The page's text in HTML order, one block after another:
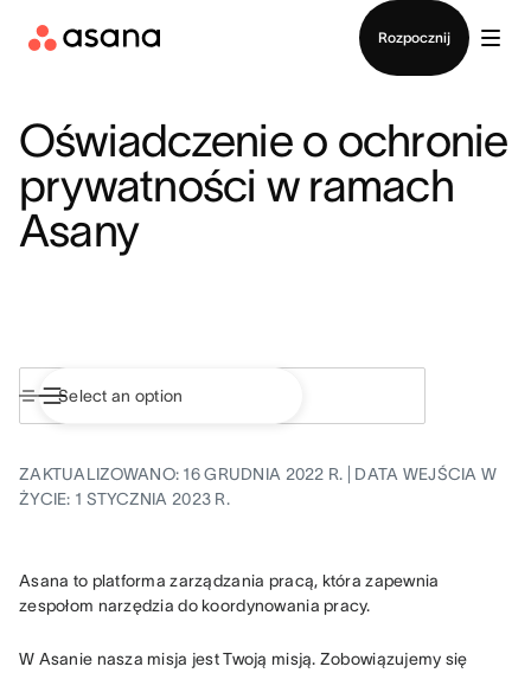
Rozpocznij
Oświadczenie o ochronie
prywatności w ramach
Asany
ZAKTUALIZOWANO: 16 GRUDNIA 2022 R. | DATA WEJŚCIA W
ŻYCIE: 1 STYCZNIA 2023 R.
Asana to platforma zarządzania pracą, która zapewnia
zespołom narzędzia do koordynowania pracy.
W Asanie nasza misja jest Twoją misją. Zobowiązujemy się